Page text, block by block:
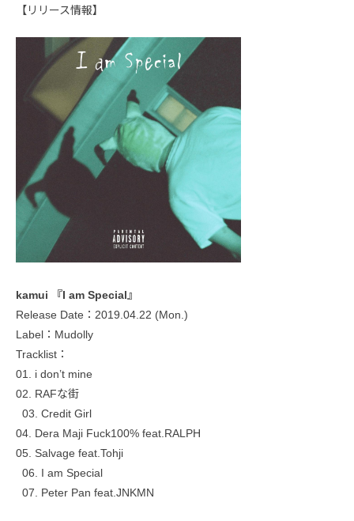
【リリース情報】
kamui 『I am Special』
Release Date：2019.04.22 (Mon.)
Label：Mudolly
Tracklist：
01. i don’t mine
02. RAFな街
03. Credit Girl
04. Dera Maji Fuck100% feat.RALPH
05. Salvage feat.Tohji
06. I am Special
07. Peter Pan feat.JNKMN